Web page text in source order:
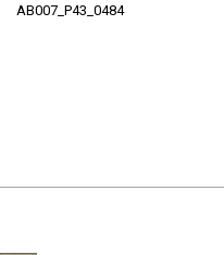
AB007_P43_0484